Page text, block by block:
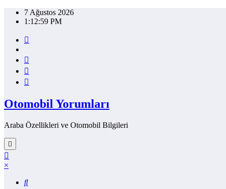
İçeriğe7 Ağustos 2026
1:12:59 PM
Otomobil Yorumları
Araba Özellikleri ve Otomobil Bilgileri
×